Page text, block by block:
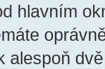
hlavním
alespoň